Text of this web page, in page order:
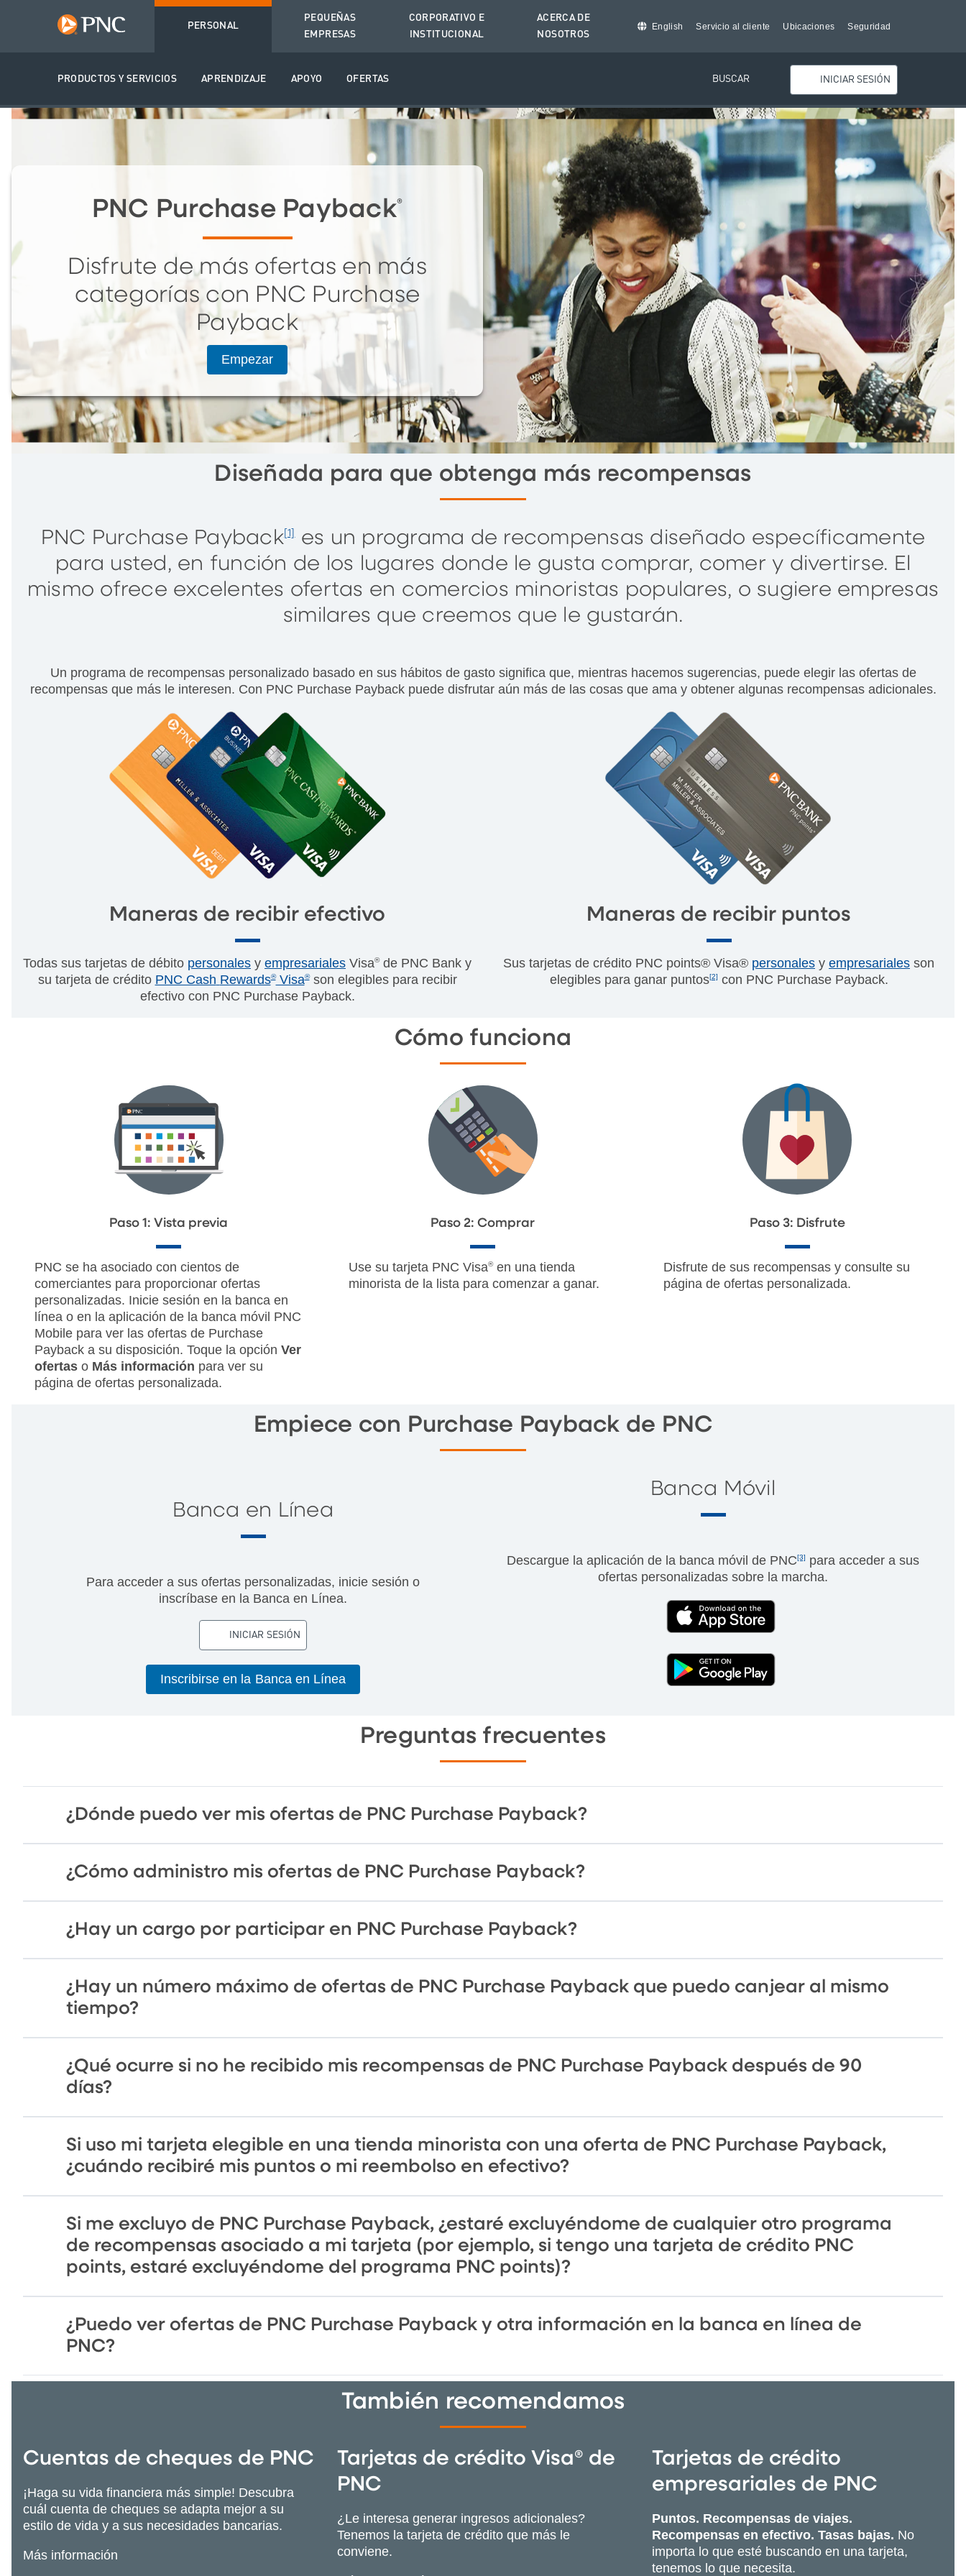
PERSONAL
PRODUCTOS Y SERVICIOS APRENDIZAJE APOYO OFERTAS
PEQUEÑAS
EMPRESAS
CORPORATIVO E
INSTITUCIONAL
ACERCA DE
NOSOTROS
English Servicio al cliente Ubicaciones Seguridad
BUSCAR INICIAR SESIÓN
PNC Purchase Payback®
Disfrute de más ofertas en más
categorías con PNC Purchase
Payback
Empezar
Diseñada para que obtenga más recompensas
PNC Purchase Payback[1] es un programa de recompensas diseñado específicamente
para usted, en función de los lugares donde le gusta comprar, comer y divertirse. El
mismo ofrece excelentes ofertas en comercios minoristas populares, o sugiere empresas
similares que creemos que le gustarán.
Un programa de recompensas personalizado basado en sus hábitos de gasto significa que, mientras hacemos sugerencias, puede elegir las ofertas de
recompensas que más le interesen. Con PNC Purchase Payback puede disfrutar aún más de las cosas que ama y obtener algunas recompensas adicionales.
Maneras de recibir efectivo
Todas sus tarjetas de débito personales y empresariales Visa®de PNC Bank y
su tarjeta de crédito PNC Cash Rewards®Visa®son elegibles para recibir
efectivo con PNC Purchase Payback.
Maneras de recibir puntos
Sus tarjetas de crédito PNC points® Visa® personales y empresariales son
elegibles para ganar puntos[2] con PNC Purchase Payback.
Cómo funciona
Paso 1: Vista previa
PNC se ha asociado con cientos de
comerciantes para proporcionar ofertas
personalizadas. Inicie sesión en la banca en
línea o en la aplicación de la banca móvil PNC
Mobile para ver las ofertas de Purchase
Payback a su disposición. Toque la opción Ver
ofertas o Más información para ver su
página de ofertas personalizada.
Paso 2: Comprar
Use su tarjeta PNC Visa®en una tienda
minorista de la lista para comenzar a ganar.
Paso 3: Disfrute
Disfrute de sus recompensas y consulte su
página de ofertas personalizada.
Empiece con Purchase Payback de PNC
Banca en Línea
Para acceder a sus ofertas personalizadas, inicie sesión o
inscríbase en la Banca en Línea.
INICIAR SESIÓN
Inscribirse en la Banca en Línea
Banca Móvil
Descargue la aplicación de la banca móvil de PNC[3]
para acceder a sus
ofertas personalizadas sobre la marcha.
(External)
(External)
Preguntas frecuentes
¿Dónde puedo ver mis ofertas de PNC Purchase Payback?
¿Cómo administro mis ofertas de PNC Purchase Payback?
¿Hay un cargo por participar en PNC Purchase Payback?
¿Hay un número máximo de ofertas de PNC Purchase Payback que puedo canjear al mismo
tiempo?
¿Qué ocurre si no he recibido mis recompensas de PNC Purchase Payback después de 90
días?
Si uso mi tarjeta elegible en una tienda minorista con una oferta de PNC Purchase Payback,
¿cuándo recibiré mis puntos o mi reembolso en efectivo?
Si me excluyo de PNC Purchase Payback, ¿estaré excluyéndome de cualquier otro programa
de recompensas asociado a mi tarjeta (por ejemplo, si tengo una tarjeta de crédito PNC
points, estaré excluyéndome del programa PNC points)?
¿Puedo ver ofertas de PNC Purchase Payback y otra información en la banca en línea de
PNC?
También recomendamos
Cuentas de cheques de PNC
¡Haga su vida financiera más simple! Descubra
cuál cuenta de cheques se adapta mejor a su
estilo de vida y a sus necesidades bancarias.
Más información
Tarjetas de crédito Visa® de
PNC
¿Le interesa generar ingresos adicionales?
Tenemos la tarjeta de crédito que más le
conviene.
Tarjetas de crédito
empresariales de PNC
Puntos. Recompensas de viajes.
Recompensas en efectivo. Tasas bajas. No
importa lo que esté buscando en una tarjeta,
tenemos lo que necesita.